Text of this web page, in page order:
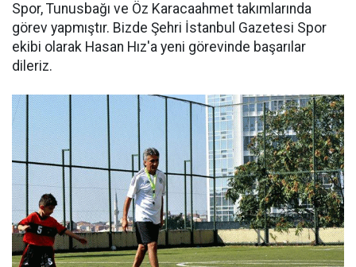
Spor, Tunusbağı ve Öz Karacaahmet takımlarında
görev yapmıştır. Bizde Şehri İstanbul Gazetesi Spor
ekibi olarak Hasan Hız'a yeni görevinde başarılar
dileriz.